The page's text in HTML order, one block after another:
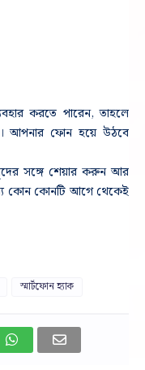
করতে পারেন, তাহলে
আপনার ফোন হয়ে উঠবে
সঙ্গে শেয়ার করুন আর
কোন কোনটি আগে থেকেই
স্মার্টফোন হ্যাক